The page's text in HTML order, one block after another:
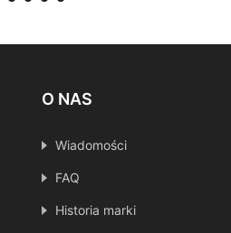
O NAS
Wiadomości
FAQ
Historia marki